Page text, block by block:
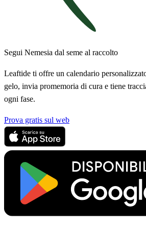
Segui Nemesia dal seme al raccolto
Leaftide ti offre un calendario
gelo, invia promemoria di cura e tiene
ogni fase.
Prova gratis sul web